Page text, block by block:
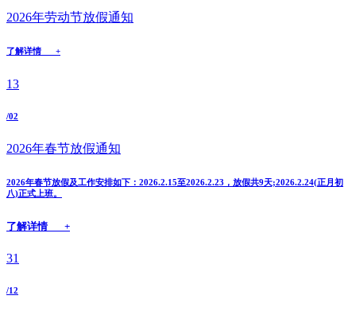
2026年劳动节放假通知
了解详情 +
13
/02
2026年春节放假通知
2026年春节放假及工作安排如下：2026.2.15至2026.2.23，放假共9天;2026.2.24(正月初
八)正式上班。
了解详情 +
31
/12